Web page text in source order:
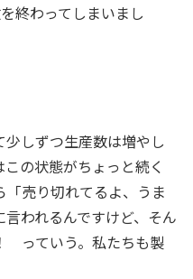
終わってしまいまし
少しずつ生産数は増やし
の状態がちょっと続く
売り切れてるよ、うま
われるんですけど、そん
っていう。私たちも製